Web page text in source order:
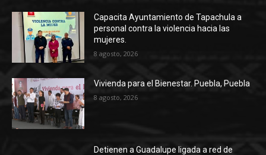
Capacita Ayuntamiento de Tapachula a
personal contra la violencia hacia las
mujeres.
8 agosto, 2026
Vivienda para el Bienestar. Puebla, Puebla
8 agosto, 2026
Detienen a Guadalupe ligada a red de